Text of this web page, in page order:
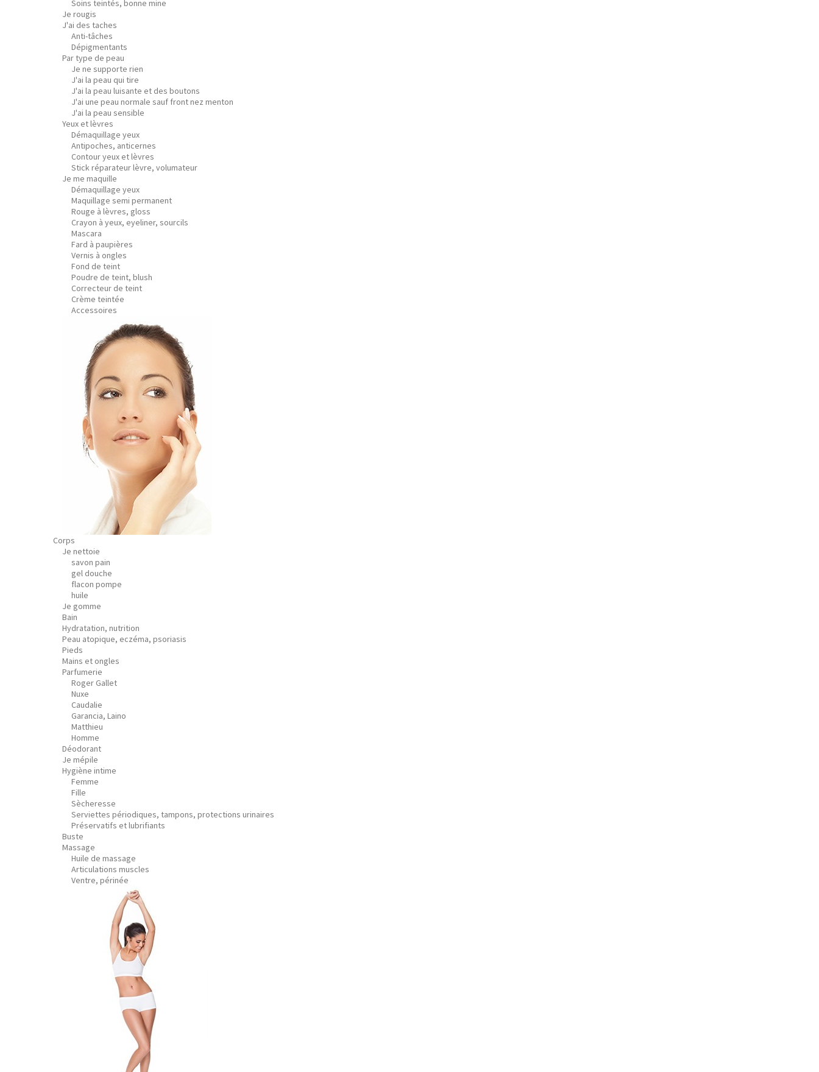
Soins teintés, bonne mine
Je rougis
J'ai des taches
Anti-tâches
Dépigmentants
Par type de peau
Je ne supporte rien
J'ai la peau qui tire
J'ai la peau luisante et des boutons
J'ai une peau normale sauf front nez menton
J'ai la peau sensible
Yeux et lèvres
Démaquillage yeux
Antipoches, anticernes
Contour yeux et lèvres
Stick réparateur lèvre, volumateur
Je me maquille
Démaquillage yeux
Maquillage semi permanent
Rouge à lèvres, gloss
Crayon à yeux, eyeliner, sourcils
Mascara
Fard à paupières
Vernis à ongles
Fond de teint
Poudre de teint, blush
Correcteur de teint
Crème teintée
Accessoires
Corps
Je nettoie
savon pain
gel douche
flacon pompe
huile
Je gomme
Bain
Hydratation, nutrition
Peau atopique, eczéma, psoriasis
Pieds
Mains et ongles
Parfumerie
Roger Gallet
Nuxe
Caudalie
Garancia, Laino
Matthieu
Homme
Déodorant
Je mépile
Hygiène intime
Femme
Fille
Sècheresse
Serviettes périodiques, tampons, protections urinaires
Préservatifs et lubrifiants
Buste
Massage
Huile de massage
Articulations muscles
Ventre, périnée